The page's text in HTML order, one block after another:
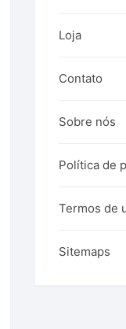
Loja
Contato
Sobre nós
Política de
Termos de
Sitemaps